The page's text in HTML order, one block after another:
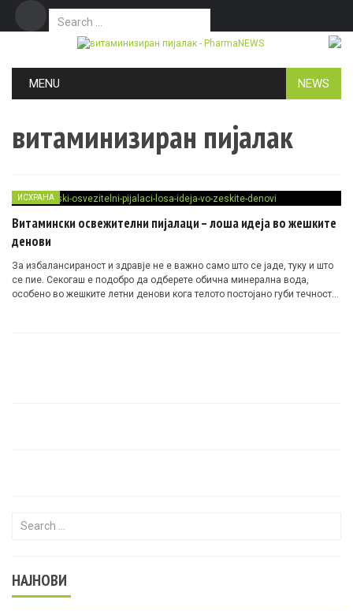
Search for:
MENU NEWS
витаминизиран пијалак
ИСХРАНА
Витамински освежителни пијалаци – лоша идеја во жешките
денови
За избалансираност и здравје не е важно само што се јаде, туку и што
се пие. Секогаш е подобро да одберете обична минерална вода,
особено во жешките летни денови кога телото постојано губи течности
Search for:
НАЈНОВИ